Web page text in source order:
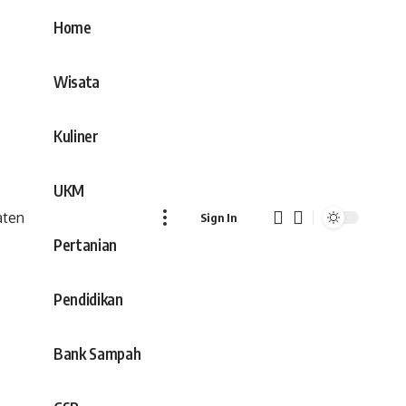
Home
Wisata
Kuliner
UKM
Pertanian
Pendidikan
Bank Sampah
Sign In